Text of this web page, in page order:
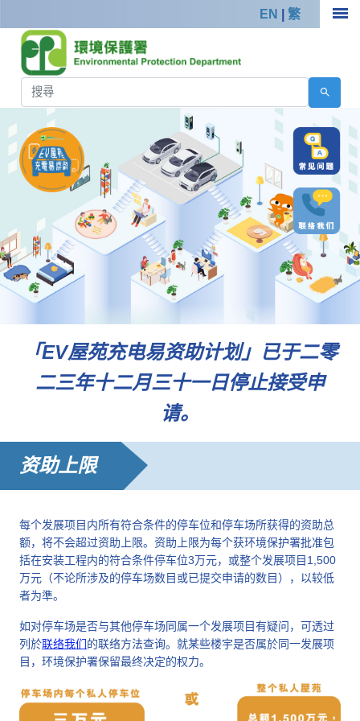
EN 繁
「EV屋苑充电易资助计划」已于二零
二三年十二月三十一日停止接受申
请。
资助上限
每个发展项目内所有符合条件的停车位和停车场所获得的资助总
额，将不会超过资助上限。资助上限为每个获环境保护署批准包
括在安装工程内的符合条件停车位3万元，或整个发展项目1,500
万元（不论所涉及的停车场数目或已提交申请的数目），以较低
者为準。
如对停车场是否与其他停车场同属一个发展项目有疑问，可透过
列於联络我们的联络方法查询。就某些楼宇是否属於同一发展项
目，环境保护署保留最终决定的权力。